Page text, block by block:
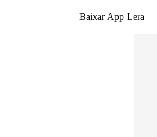
Baixar App Lera